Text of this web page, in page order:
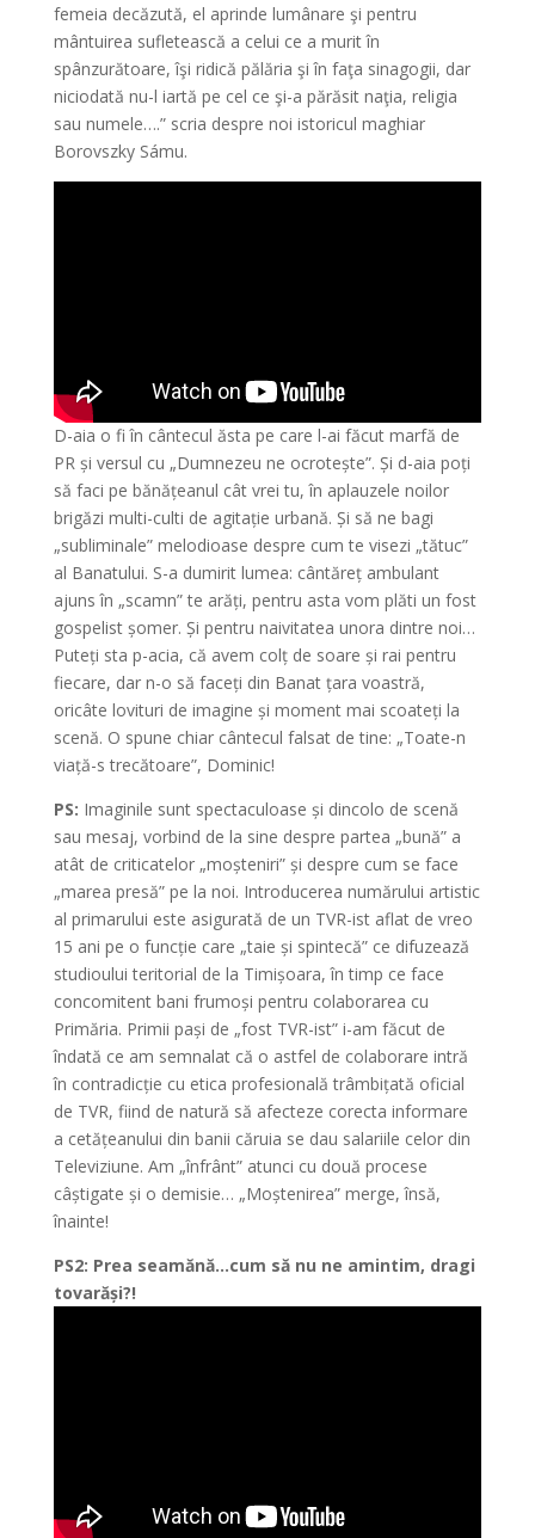
femeia decăzută, el aprinde lumânare şi pentru
mântuirea sufletească a celui ce a murit în
spânzurătoare, îşi ridică pălăria şi în faţa sinagogii, dar
niciodată nu-l iartă pe cel ce şi-a părăsit naţia, religia
sau numele….” scria despre noi istoricul maghiar
Borovszky Sámu.
D-aia o fi în cântecul ăsta pe care l-ai făcut marfă de
PR și versul cu „Dumnezeu ne ocrotește”. Și d-aia poți
să faci pe bănățeanul cât vrei tu, în aplauzele noilor
brigăzi multi-culti de agitație urbană. Și să ne bagi
„subliminale” melodioase despre cum te visezi „tătuc”
al Banatului. S-a dumirit lumea: cântăreț ambulant
ajuns în „scamn” te arăți, pentru asta vom plăti un fost
gospelist șomer. Și pentru naivitatea unora dintre noi…
Puteți sta p-acia, că avem colț de soare și rai pentru
fiecare, dar n-o să faceți din Banat țara voastră,
oricâte lovituri de imagine și moment mai scoateți la
scenă. O spune chiar cântecul falsat de tine: „Toate-n
viață-s trecătoare”, Dominic!
PS: Imaginile sunt spectaculoase și dincolo de scenă
sau mesaj, vorbind de la sine despre partea „bună” a
atât de criticatelor „moșteniri” și despre cum se face
„marea presă” pe la noi. Introducerea numărului artistic
al primarului este asigurată de un TVR-ist aflat de vreo
15 ani pe o funcție care „taie și spintecă” ce difuzează
studioului teritorial de la Timișoara, în timp ce face
concomitent bani frumoși pentru colaborarea cu
Primăria. Primii pași de „fost TVR-ist” i-am făcut de
îndată ce am semnalat că o astfel de colaborare intră
în contradicție cu etica profesională trâmbițată oficial
de TVR, fiind de natură să afecteze corecta informare
a cetățeanului din banii căruia se dau salariile celor din
Televiziune. Am „înfrânt” atunci cu două procese
câștigate și o demisie… „Moștenirea” merge, însă,
înainte!
PS2: Prea seamănă…cum să nu ne amintim, dragi
tovarăși?!